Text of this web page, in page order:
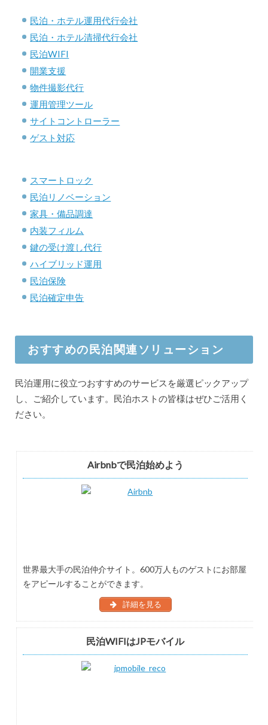
民泊・ホテル運用代行会社
民泊・ホテル清掃代行会社
民泊WIFI
開業支援
物件撮影代行
運用管理ツール
サイトコントローラー
ゲスト対応
スマートロック
民泊リノベーション
家具・備品調達
内装フィルム
鍵の受け渡し代行
ハイブリッド運用
民泊保険
民泊確定申告
おすすめの民泊関連ソリューション
民泊運用に役立つおすすめのサービスを厳選ピックアップ
し、ご紹介しています。民泊ホストの皆様はぜひご活用く
ださい。
Airbnbで民泊始めよう
世界最大手の民泊仲介サイト。600万人ものゲストにお部屋
をアピールすることができます。
詳細を見る
民泊WIFIはJPモバイル